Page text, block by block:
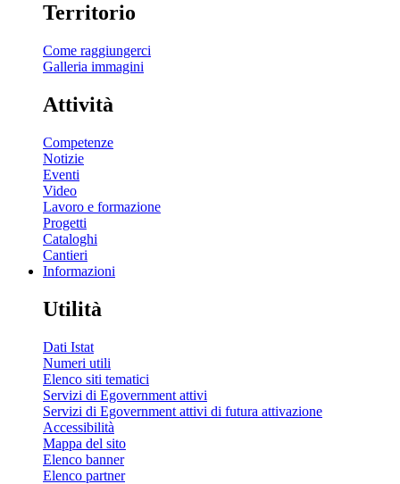
Territorio
Come raggiungerci
Galleria immagini
Attività
Competenze
Notizie
Eventi
Video
Lavoro e formazione
Progetti
Cataloghi
Cantieri
Informazioni
Utilità
Dati Istat
Numeri utili
Elenco siti tematici
Servizi di Egovernment attivi
Servizi di Egovernment attivi di futura attivazione
Accessibilità
Mappa del sito
Elenco banner
Elenco partner